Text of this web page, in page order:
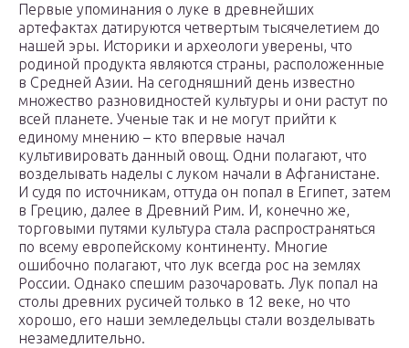
Первые упоминания о луке в древнейших
артефактах датируются четвертым тысячелетием до
нашей эры. Историки и археологи уверены, что
родиной продукта являются страны, расположенные
в Средней Азии. На сегодняшний день известно
множество разновидностей культуры и они растут по
всей планете. Ученые так и не могут прийти к
единому мнению – кто впервые начал
культивировать данный овощ. Одни полагают, что
возделывать наделы с луком начали в Афганистане.
И судя по источникам, оттуда он попал в Египет, затем
в Грецию, далее в Древний Рим. И, конечно же,
торговыми путями культура стала распространяться
по всему европейскому континенту. Многие
ошибочно полагают, что лук всегда рос на землях
России. Однако спешим разочаровать. Лук попал на
столы древних русичей только в 12 веке, но что
хорошо, его наши земледельцы стали возделывать
незамедлительно.